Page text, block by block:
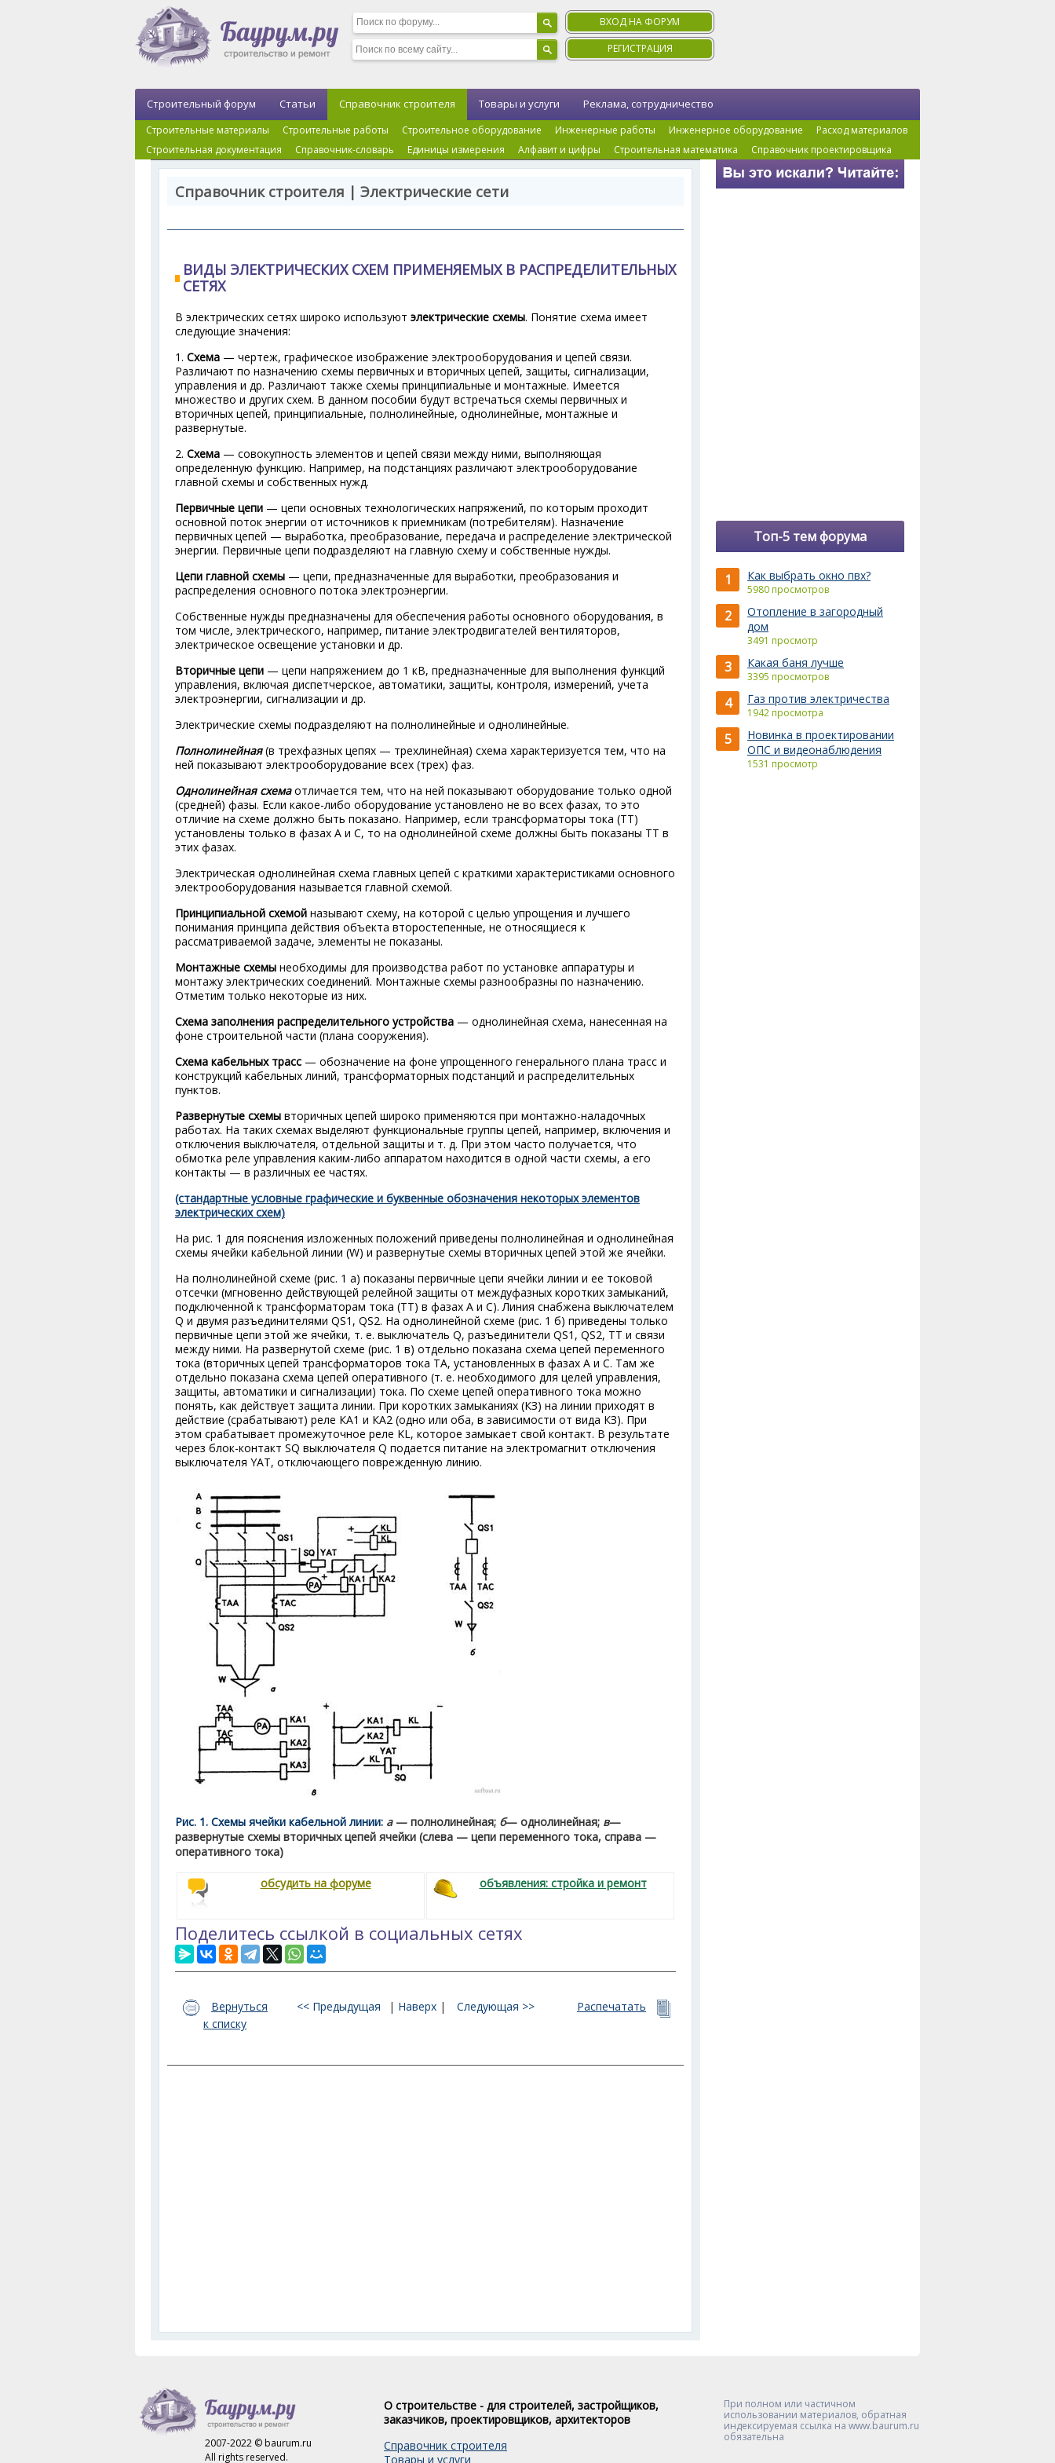
ВХОД НА ФОРУМ
РЕГИСТРАЦИЯ
Строительный форум Статьи Справочник строителя
Строительные материалы Строительные работы Строительное оборудование Инженерные работы Инженерное оборудование
Расход материалов
Строительная документация
Справочник-словарь Единицы измерения Алфавит и цифры Строительная математика Справочник проектировщика
Товары и услуги Реклама, сотрудничество
Справочник строителя | Электрические сети
ВИДЫ ЭЛЕКТРИЧЕСКИХ СХЕМ ПРИМЕНЯЕМЫХ В РАСПРЕДЕЛИТЕЛЬНЫХ
СЕТЯХ
В электрических сетях широко используют электрические схемы. Понятие схема имеет
следующие значения:
1. Схема — чертеж, графическое изображение электрооборудования и цепей связи.
Различают по назначению схемы первичных и вторичных цепей, защиты, сигнализации,
управления и др. Различают также схемы принципиальные и монтажные. Имеется
множество и других схем. В данном пособии будут встречаться схемы первичных и
вторичных цепей, принципиальные, полнолинейные, однолинейные, монтажные и
развернутые.
2. Схема — совокупность элементов и цепей связи между ними, выполняющая
определенную функцию. Например, на подстанциях различают электрооборудование
главной схемы и собственных нужд.
Первичные цепи — цепи основных технологических напряжений, по которым проходит
основной поток энергии от источников к приемникам (потребителям). Назначение
первичных цепей — выработка, преобразование, передача и распределение электрической
энергии. Первичные цепи подразделяют на главную схему и собственные нужды.
Цепи главной схемы — цепи, предназначенные для выработки, преобразования и
распределения основного потока электроэнергии.
Собственные нужды предназначены для обеспечения работы основного оборудования, в
том числе, электрического, например, питание электродвигателей вентиляторов,
электрическое освещение установки и др.
Вторичные цепи — цепи напряжением до 1 кВ, предназначенные для выполнения функций
управления, включая диспетчерское, автоматики, защиты, контроля, измерений, учета
электроэнергии, сигнализации и др.
Электрические схемы подразделяют на полнолинейные и однолинейные.
Полнолинейная(в трехфазных цепях — трехлинейная) схема характеризуется тем, что на
ней показывают электрооборудование всех (трех) фаз.
Однолинейная схемаотличается тем, что на ней показывают оборудование только одной
(средней) фазы. Если какое-либо оборудование установлено не во всех фазах, то это
отличие на схеме должно быть показано. Например, если трансформаторы тока (ТТ)
установлены только в фазах А и С, то на однолинейной схеме должны быть показаны ТТ в
этих фазах.
Электрическая однолинейная схема главных цепей с краткими характеристиками основного
электрооборудования называется главной схемой.
Принципиальной схемой называют схему, на которой с целью упрощения и лучшего
понимания принципа действия объекта второстепенные, не относящиеся к
рассматриваемой задаче, элементы не показаны.
Монтажные схемы необходимы для производства работ по установке аппаратуры и
монтажу электрических соединений. Монтажные схемы разнообразны по назначению.
Отметим только некоторые из них.
Схема заполнения распределительного устройства — однолинейная схема, нанесенная на
фоне строительной части (плана сооружения).
Схема кабельных трасс — обозначение на фоне упрощенного генерального плана трасс и
конструкций кабельных линий, трансформаторных подстанций и распределительных
пунктов.
Развернутые схемы вторичных цепей широко применяются при монтажно-наладочных
работах. На таких схемах выделяют функциональные группы цепей, например, включения и
отключения выключателя, отдельной защиты и т. д. При этом часто получается, что
обмотка реле управления каким-либо аппаратом находится в одной части схемы, а его
контакты — в различных ее частях.
(стандартные условные графические и буквенные обозначения некоторых элементов
электрических схем)
На рис. 1 для пояснения изложенных положений приведены полнолинейная и однолинейная
схемы ячейки кабельной линии (W) и развернутые схемы вторичных цепей этой же ячейки.
На полнолинейной схеме (рис. 1 а) показаны первичные цепи ячейки линии и ее токовой
отсечки (мгновенно действующей релейной защиты от междуфазных коротких замыканий,
подключенной к трансформаторам тока (ТТ) в фазах А и С). Линия снабжена выключателем
Q и двумя разъединителями QS1, QS2. На однолинейной схеме (рис. 1 б) приведены только
первичные цепи этой же ячейки, т. е. выключатель Q, разъединители QS1, QS2, ТТ и связи
между ними. На развернутой схеме (рис. 1 в) отдельно показана схема цепей переменного
тока (вторичных цепей трансформаторов тока ТА, установленных в фазах А и С. Там же
отдельно показана схема цепей оперативного (т. е. необходимого для целей управления,
защиты, автоматики и сигнализации) тока. По схеме цепей оперативного тока можно
понять, как действует защита линии. При коротких замыканиях (КЗ) на линии приходят в
действие (срабатывают) реле КА1 и КА2 (одно или оба, в зависимости от вида КЗ). При
этом срабатывает промежуточное реле KL, которое замыкает свой контакт. В результате
через блок-контакт SQ выключателя Q подается питание на электромагнит отключения
выключателя YAT, отключающего поврежденную линию.
Рис. 1. Схемы ячейки кабельной линии: а — полнолинейная; б— однолинейная; в—
развернутые схемы вторичных цепей ячейки (слева — цепи переменного тока, справа —
оперативного тока)
обсудить на форуме объявления: стройка и ремонт
Поделитесь ссылкой в социальных сетях
Вернуться
к списку
<< Предыдущая | Наверх | Следующая >> Распечатать
Топ-5 тем форума
1 Как выбрать окно пвх?
5980 просмотров
2
Отопление в загородный
дом
3491 просмотр
3 Какая баня лучше
3395 просмотров
4 Газ против электричества
1942 просмотра
5
Новинка в проектировании
ОПС и видеонаблюдения
1531 просмотр
2007-2022 © baurum.ru
All rights reserved.
О строительстве - для строителей, застройщиков,
заказчиков, проектировщиков, архитекторов
Справочник строителя
Товары и услуги
При полном или частичном
использовании материалов, обратная
индексируемая ссылка на www.baurum.ru
обязательна